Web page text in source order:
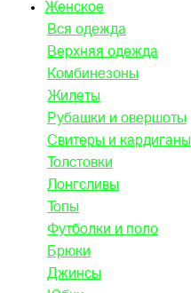
Женское
Вся одежда
Верхняя одежда
Комбинезоны
Жилеты
Рубашки и овершоты
Свитеры и кардиганы
Толстовки
Лонгсливы
Топы
Футболки и поло
Брюки
Джинсы